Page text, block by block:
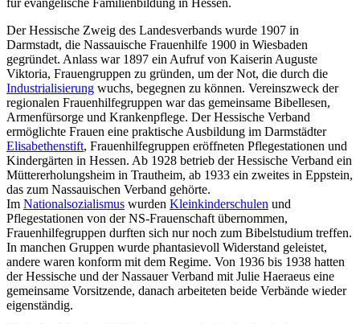
Der Hessische Zweig des Landesverbands wurde 1907 in
Darmstadt, die Nassauische Frauenhilfe 1900 in Wiesbaden
gegründet. Anlass war 1897 ein Aufruf von Kaiserin Auguste
Viktoria, Frauengruppen zu gründen, um der Not, die durch die
Industrialisierung wuchs, begegnen zu können. Vereinszweck der
regionalen Frauenhilfegruppen war das gemeinsame Bibellesen,
Armenfürsorge und Krankenpflege. Der Hessische Verband
ermöglichte Frauen eine praktische Ausbildung im Darmstädter
Elisabethenstift, Frauenhilfegruppen eröffneten Pflegestationen und
Kindergärten in Hessen. Ab 1928 betrieb der Hessische Verband ein
Müttererholungsheim in Trautheim, ab 1933 ein zweites in Eppstein,
das zum Nassauischen Verband gehörte.
Im Nationalsozialismus wurden Kleinkinderschulen und
Pflegestationen von der NS-Frauenschaft übernommen,
Frauenhilfegruppen durften sich nur noch zum Bibelstudium treffen.
In manchen Gruppen wurde phantasievoll Widerstand geleistet,
andere waren konform mit dem Regime. Von 1936 bis 1938 hatten
der Hessische und der Nassauer Verband mit Julie Haeraeus eine
gemeinsame Vorsitzende, danach arbeiteten beide Verbände wieder
eigenständig.